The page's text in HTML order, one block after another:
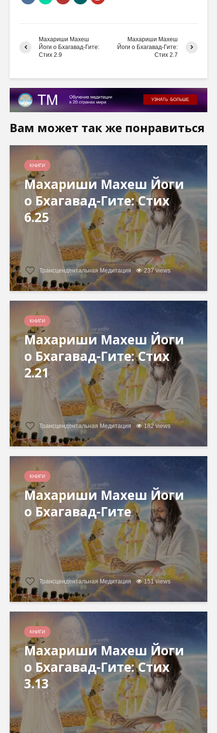
Махариши Махеш
Йоги о Бхагавад-Гите:
Стих 2.9
Махариши Махеш
Йоги о Бхагавад-Гите:
Стих 2.7
Вам может так же понравиться
КНИГИ
Махариши Махеш Йоги
о Бхагавад-Гите: Стих
6.25
Трансцендентальная Медитация 237 views
КНИГИ
Махариши Махеш Йоги
о Бхагавад-Гите: Стих
2.21
Трансцендентальная Медитация 182 views
КНИГИ
Махариши Махеш Йоги
о Бхагавад-Гите
Трансцендентальная Медитация 151 views
КНИГИ
Махариши Махеш Йоги
о Бхагавад-Гите: Стих
3.13